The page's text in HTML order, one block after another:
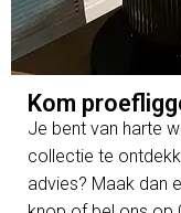
Kom
Je bent van harte
collectie te
advies? Maak dan